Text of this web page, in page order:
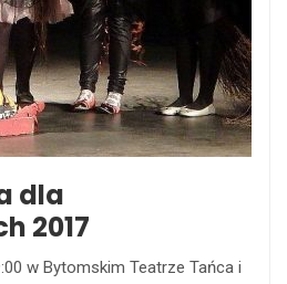
dla
2017
w Bytomskim Teatrze Tańca i